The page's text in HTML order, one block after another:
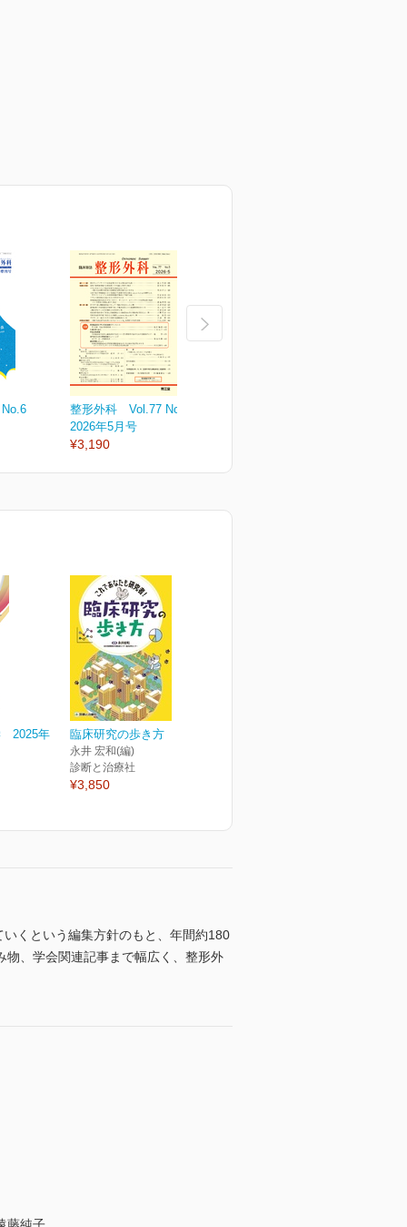
整形外科 Vol.77 No.5
2026年5月号
¥3,190
2025年 臨床研究の歩き方
永井 宏和(編)
診断と治療社
¥3,850
くという編集方針のもと、年間約180
、学会関連記事まで幅広く、整形外